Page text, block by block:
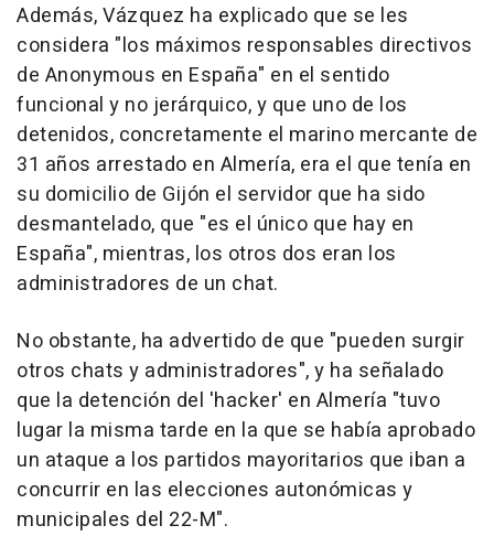
Además, Vázquez ha explicado que se les
considera "los máximos responsables directivos
de Anonymous en España" en el sentido
funcional y no jerárquico, y que uno de los
detenidos, concretamente el marino mercante de
31 años arrestado en Almería, era el que tenía en
su domicilio de Gijón el servidor que ha sido
desmantelado, que "es el único que hay en
España", mientras, los otros dos eran los
administradores de un chat.
No obstante, ha advertido de que "pueden surgir
otros chats y administradores", y ha señalado
que la detención del 'hacker' en Almería "tuvo
lugar la misma tarde en la que se había aprobado
un ataque a los partidos mayoritarios que iban a
concurrir en las elecciones autonómicas y
municipales del 22-M".